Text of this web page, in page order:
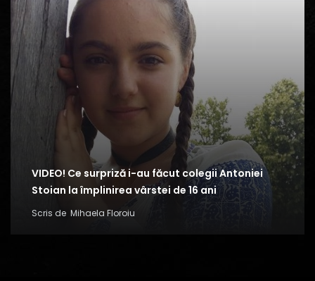
VIDEO! Ce surpriză i-au făcut colegii Antoniei
Stoian la împlinirea vârstei de 16 ani
Scris de Mihaela Floroiu